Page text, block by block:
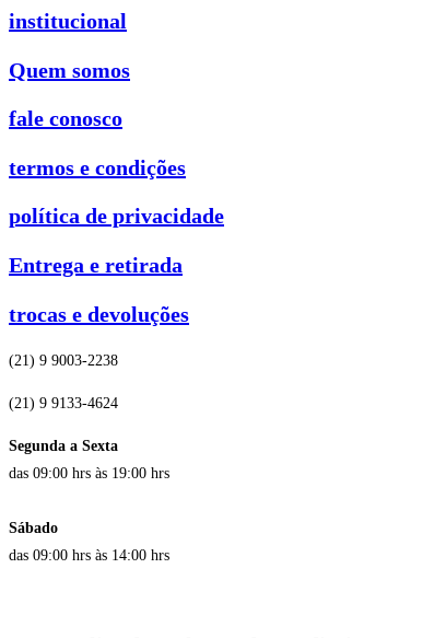
institucional
Quem somos
fale conosco
termos e condições
política de privacidade
Entrega e retirada
trocas e devoluções
(21) 9 9003-2238
(21) 9 9133-4624
Segunda a Sexta
das 09:00 hrs às 19:00 hrs
Sábado
das 09:00 hrs às 14:00 hrs